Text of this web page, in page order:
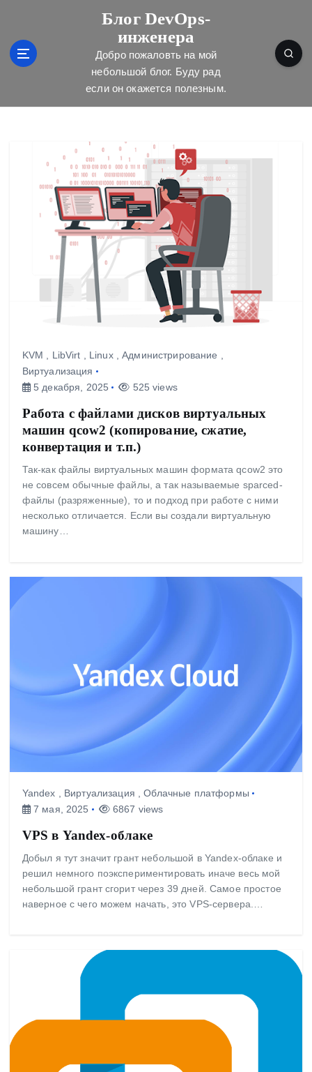
Блог DevOps-
инженера
Добро пожаловть на мой
небольшой блог. Буду рад
если он окажется полезным.
KVM LibVirt Linux,Администрирование
Виртуализация
5 декабря, 2025
525 views
Работа с файлами дисков виртуальных
машин qcow2 (копирование, сжатие,
конвертация и т.п.)
Так-как файлы виртуальных машин формата qcow2 это
не совсем обычные файлы, а так называемые sparced-
файлы (разряженные), то и подход при работе с ними
несколько отличается. Если вы создали виртуальную
машину…
Yandex Виртуализация ,Облачные платформы
7 мая, 2025
6867 views
VPS в Yandex-облаке
Добыл я тут значит грант небольшой в Yandex-облаке и
решил немного поэкспериментировать иначе весь мой
небольшой грант сгорит через 39 дней. Самое простое
наверное с чего можем начать, это VPS-сервера.…